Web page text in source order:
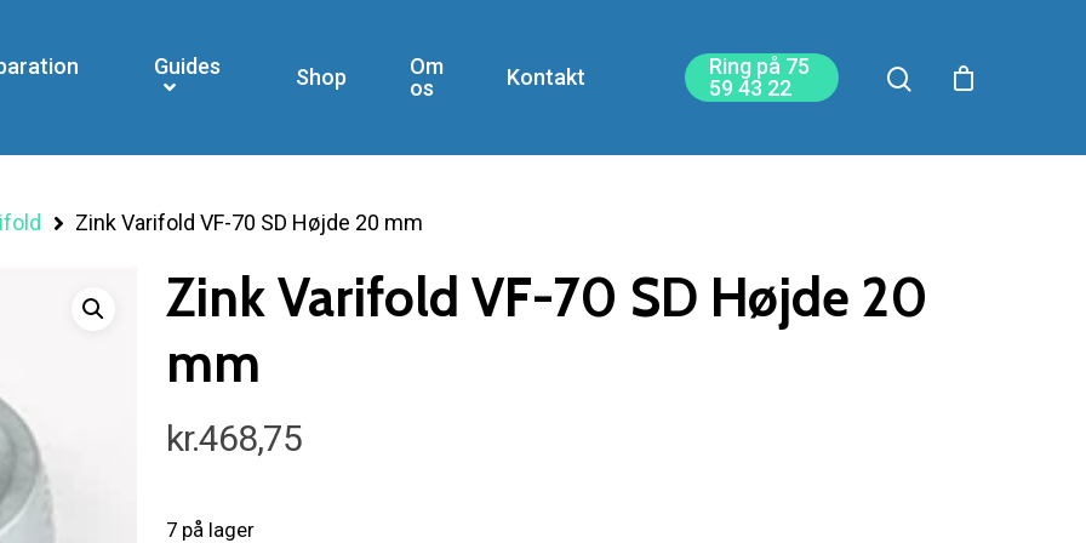
Guides Shop
Om
os
Kontakt
Ring på 75
59 43 22
Zink Varifold VF-70 SD Højde 20 mm
Zink Varifold VF-70 SD Højde 20
mm
kr.468,75
7 på lager